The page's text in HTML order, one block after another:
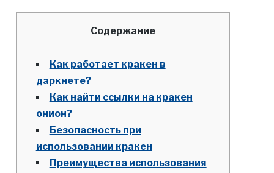
Содержание
Как работает кракен в
даркнете?
Как найти ссылки на кракен
онион?
Безопасность при
использовании кракен
Преимущества использования